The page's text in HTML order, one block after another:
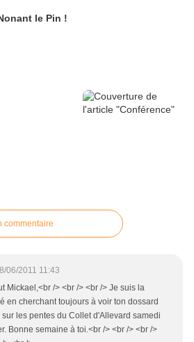
le Pin !
commentaire
06/2011 11:43
Mickael,<br /> <br /> <br /> Je suis la
en cherchant toujours à voir ton dossard
les pentes du Collet d'Allevard samedi
Bonne semaine à toi.<br /> <br /> <br />